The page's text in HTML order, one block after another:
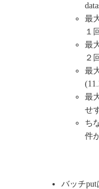
最
１
最
２
最
最
せ
ち
件
バッチput